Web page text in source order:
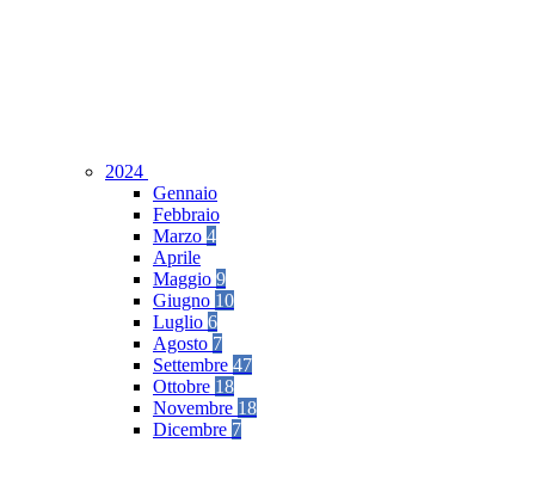
2024
Gennaio
Febbraio
Marzo 4
Aprile
Maggio 9
Giugno 10
Luglio 6
Agosto 7
Settembre 47
Ottobre 18
Novembre 18
Dicembre 7